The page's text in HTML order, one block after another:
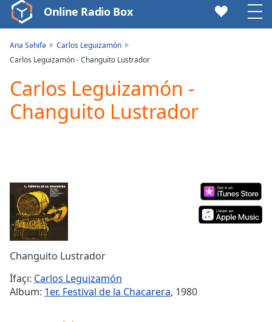
Video
Player
loading.
Video
Play
Skip
Backward
Time0:00
Duration-:-
Loaded:
0.00%
TypeLIVE
Seek to
live,
currently
Online Radio Box
Ana Səhifə
Carlos Leguizamón
Carlos Leguizamón - Changuito Lustrador
Carlos Leguizamón -
Changuito Lustrador
Changuito Lustrador
İfaçı: Carlos Leguizamón
Album: 1er. Festival de la Chacarera, 1980